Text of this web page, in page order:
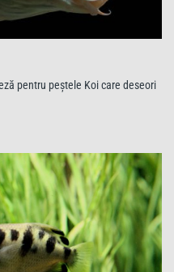
pentru peștele Koi care deseori